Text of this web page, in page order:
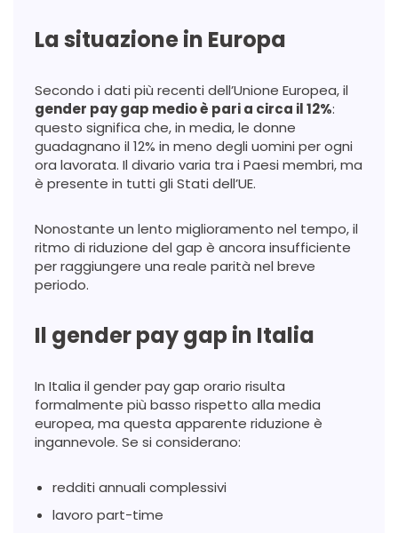
La situazione in Europa
Secondo i dati più recenti dell’Unione Europea, il
gender pay gap medio è pari a circa il 12%:
questo significa che, in media, le donne
guadagnano il 12% in meno degli uomini per ogni
ora lavorata. Il divario varia tra i Paesi membri, ma
è presente in tutti gli Stati dell’UE.
Nonostante un lento miglioramento nel tempo, il
ritmo di riduzione del gap è ancora insufficiente
per raggiungere una reale parità nel breve
periodo.
Il gender pay gap in Italia
In Italia il gender pay gap orario risulta
formalmente più basso rispetto alla media
europea, ma questa apparente riduzione è
ingannevole. Se si considerano:
redditi annuali complessivi
lavoro part-time